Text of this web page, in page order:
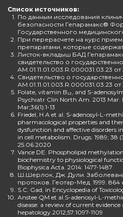
Список источников:
1. По данным исследования
безопасности Гепарамакс®
Государственного
2. При перерасчете на курс
препаратами, которые
3. Листок-вкладыш БАД
свидетельство о
AM.01.11.01.003.R.000031.03.23
4. Свидетельство о
AM.01.11.01.003.R.000031.03.23
5. Folate, vitamin B₁₂, and S-
Psychiatr Clin North Am. 2013
Mar;36(1):1-13
6. Friedel, H A et al. S-adenosyl-L-
pharmacological properties and
dysfunction and affective disorders
in cell metabolism. Drugs. 1989; 38
25.06.2020
7. Vance DE. Phospholipid
biochemistry to physiological
Biophysica Acta. 2014: 1477-1487
8. Ш.Шерлок, Дж. Дули.
протоков. Геотар-Мед. 1999. 864
9. S.C. Gad, in Encyclopedia of
10. Anstee QM et al.S-adenosyl-L-
disease: a review of current
hepatology.2012;57:1097-1109